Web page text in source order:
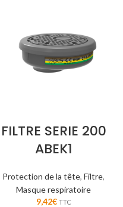
FILTRE SERIE 200
ABEK1
Protection de la tête, Filtre,
Masque respiratoire
9,42€ TTC